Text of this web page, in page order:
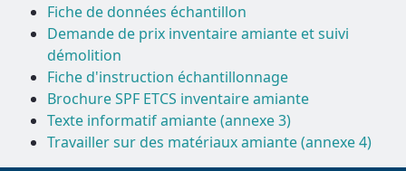
Fiche de données échantillon
Demande de prix inventaire amiante et suivi
démolition
Fiche d'instruction échantillonnage
Brochure SPF ETCS inventaire amiante
Texte informatif amiante (annexe 3)
Travailler sur des matériaux amiante (annexe 4)